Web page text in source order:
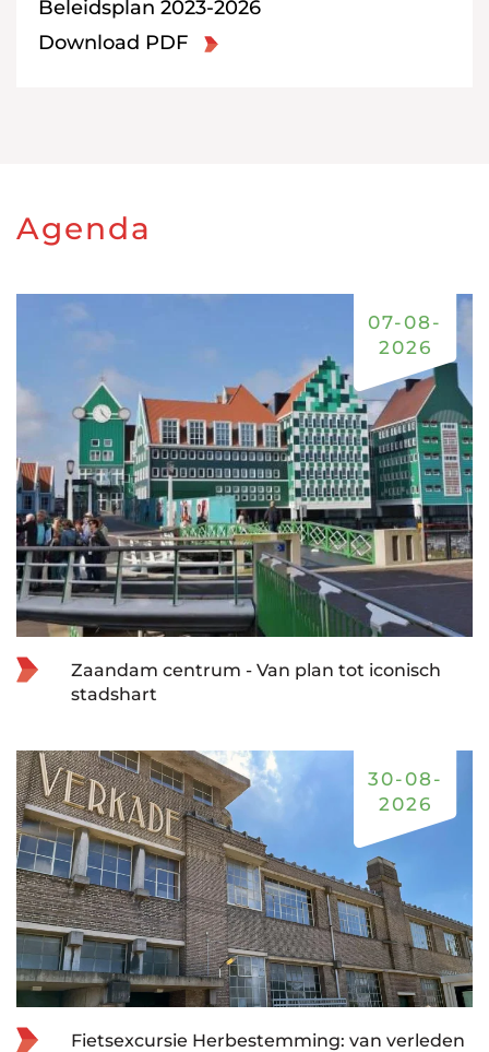
Beleidsplan 2023-2026
Download PDF
Agenda
07-08-
2026
Zaandam centrum - Van plan tot iconisch
stadshart
30-08-
2026
Fietsexcursie Herbestemming: van verleden